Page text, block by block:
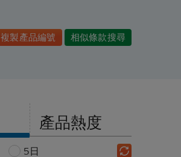
複製產品編號 相似條款搜尋
產品熱度
5日